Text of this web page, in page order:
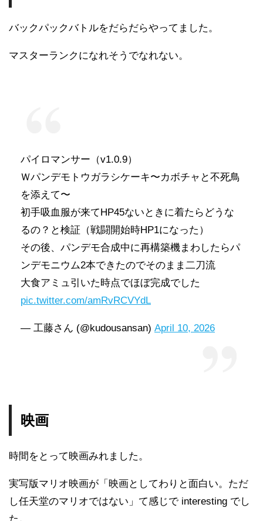
バックパックバトルをだらだらやってました。
マスターランクになれそうでなれない。
パイロマンサー（v1.0.9）
Ｗパンデモトウガラシケーキ〜カボチャと不死鳥
を添えて〜
初手吸血服が来てHP45ないときに着たらどうな
るの？と検証（戦闘開始時HP1になった）
その後、パンデモ合成中に再構築機まわしたらパ
ンデモニウム2本できたのでそのまま二刀流
大食アミュ引いた時点でほぼ完成でした
pic.twitter.com/amRvRCVYdL
— 工藤さん (@kudousansan) April 10, 2026
映画
時間をとって映画みれました。
実写版マリオ映画が「映画としてわりと面白い。ただ
し任天堂のマリオではない」て感じで interesting でし